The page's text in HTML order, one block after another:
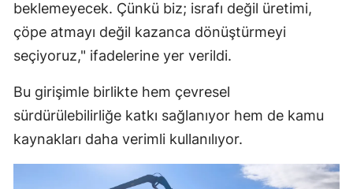
beklemeyecek. Çünkü biz; israfı değil üretimi,
çöpe atmayı değil kazanca dönüştürmeyi
seçiyoruz," ifadelerine yer verildi.
Bu girişimle birlikte hem çevresel
sürdürülebilirliğe katkı sağlanıyor hem de kamu
kaynakları daha verimli kullanılıyor.